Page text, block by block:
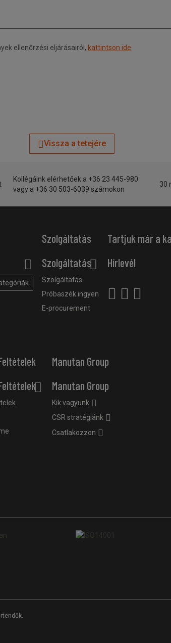
ellenőrzési eljárásairól, kattintson ide
Vissza a tetejére
Kollégáink elérhetőek a +36 23 445-980
vagy a +36 30 503-6039 számokon
30
Szolgáltatás
Szolgáltatás
Szolgáltatás
Próbaszék ingyen
E-procurement
Tartjuk már a
Hírlevél
Manutan Group
Manutan Group
Kik vagyunk
CSR stratégiánk
Csatlakozzon